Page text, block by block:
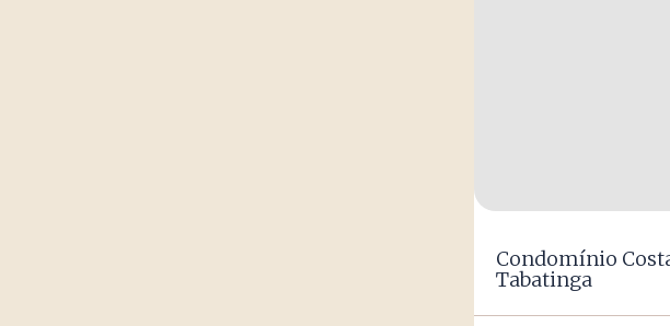
Condomínio
Tabatinga